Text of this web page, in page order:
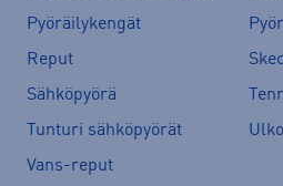
Pyöräilykengät
Reput
Sähköpyörä
Tunturi sähköpyörät
Vans-reput